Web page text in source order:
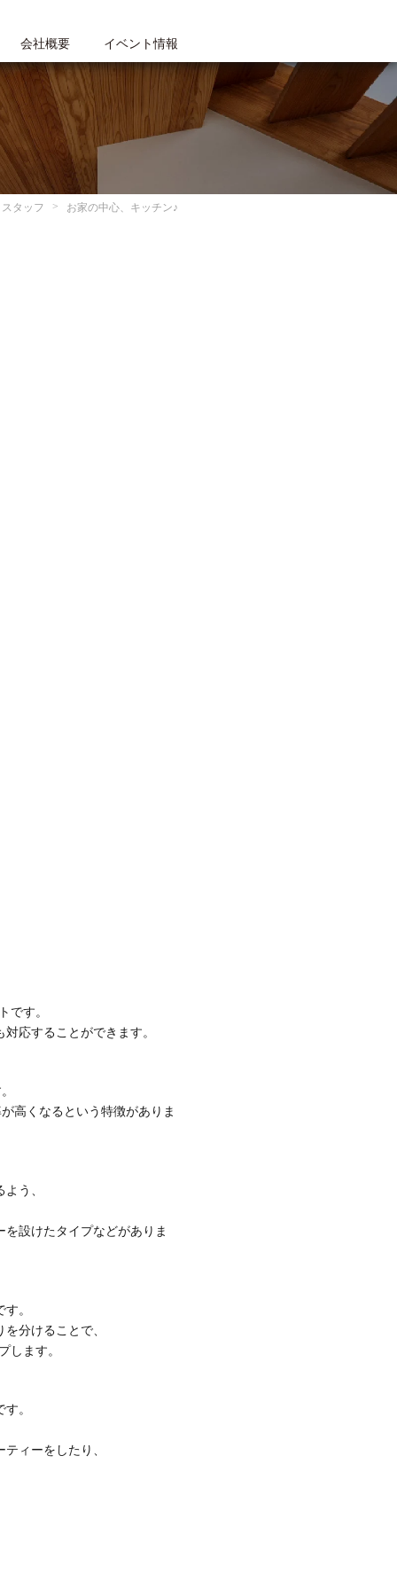
会社概要 イベント情報
スタッフ お家の中心、キッチン♪
です。
応することができます。
高くなるという特徴がありま
う、
設けたタイプなどがありま
。
分けることで、
します。
。
ィーをしたり、